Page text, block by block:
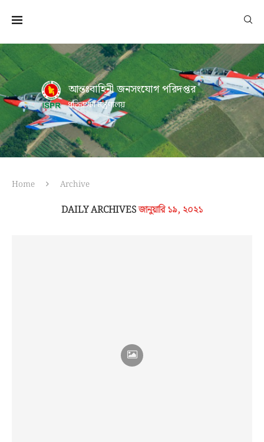
আন্তঃবাহিনী জনসংযোগ পরিদপ্তর
প্রতিরক্ষা মন্ত্রণালয়
Home Archive
DAILY ARCHIVESজানুয়ারি ১৯, ২০২১